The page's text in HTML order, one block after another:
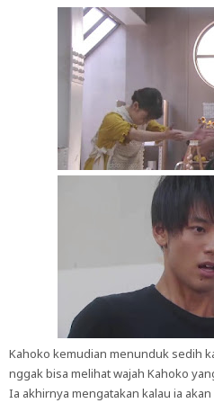
Kahoko kemudian menunduk sedih
nggak bisa melihat wajah Kahoko
Ia akhirnya mengatakan kalau ia